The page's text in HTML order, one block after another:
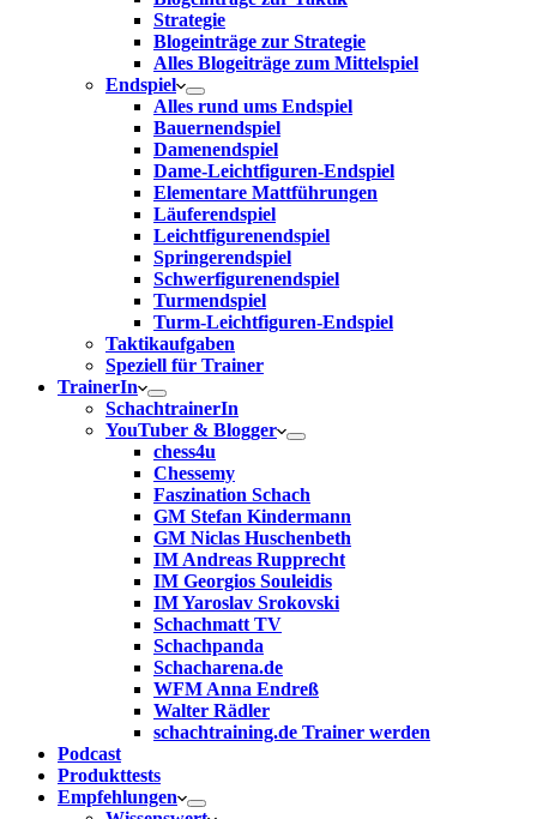
Strategie
Blogeinträge zur Strategie
Alles Blogeiträge zum Mittelspiel
Endspiel
Alles rund ums Endspiel
Bauernendspiel
Damenendspiel
Dame-Leichtfiguren-Endspiel
Elementare Mattführungen
Läuferendspiel
Leichtfigurenendspiel
Springerendspiel
Schwerfigurenendspiel
Turmendspiel
Turm-Leichtfiguren-Endspiel
Taktikaufgaben
Speziell für Trainer
TrainerIn
SchachtrainerIn
YouTuber & Blogger
chess4u
Chessemy
Faszination Schach
GM Stefan Kindermann
GM Niclas Huschenbeth
IM Andreas Rupprecht
IM Georgios Souleidis
IM Yaroslav Srokovski
Schachmatt TV
Schachpanda
Schacharena.de
WFM Anna Endreß
Walter Rädler
schachtraining.de Trainer werden
Podcast
Produkttests
Empfehlungen